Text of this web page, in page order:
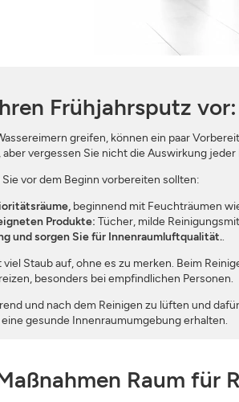
Frühjahrsputz
greifen, können ein paar
vergessen Sie nicht die Auswirkung
vor dem Beginn vorbereiten sollten:
beginnend mit Feuchträumen
Produkte: Tücher, milde
und sorgen Sie für Innenraumluftqualität..
Staub auf, ohne es zu merken. Beim
besonders bei empfindlichen Personen.
und nach dem Reinigen zu lüften und
gesunde Innenraumumgebung erhalten.
Raum für